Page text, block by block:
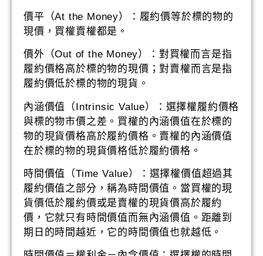
價平（At the Money）：履約價等於標的物的
現價，買權賣權都是。
價外（Out of the Money）：對買權而言是指
履約價格高於標的物的現價；對賣權而言是指
履約價低於標的物的現貨。
內涵價值（Intrinsic Value）：選擇權履約價格
與標的物市價之差。買權的內涵價值在於標的
物的現貨價格高於履約價格。賣權的內涵價值
在於標的物的現貨價格低於履約價格。
時間價值（Time Value）：選擇權價值超過其
履約價值之部分，稱為時間價值。當買權的現
貨價低於履約價或是賣權的現貨價高於履約
價，它就只有時間價值而無內涵價值。距離到
期日的時間越近，它的時間價值也就越低。